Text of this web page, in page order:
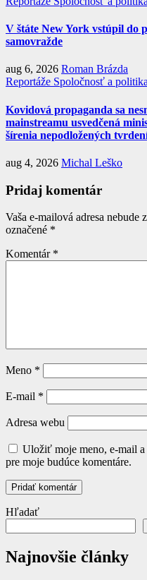
V štáte New York vstúpil do
samovražde
aug 6, 2026 Roman Brázda
Reportáže Spoločnosť a politika
Kovidová propaganda sa
mainstreamu usvedčená
šírenia nepodložených
aug 4, 2026 Michal Leško
Pridaj komentár
Vaša e-mailová adresa nebude
označené *
Komentár *
Meno *
E-mail *
Adresa webu
Uložiť moje meno, e-mail
pre moje budúce komentáre.
Hľadať
Najnovšie články